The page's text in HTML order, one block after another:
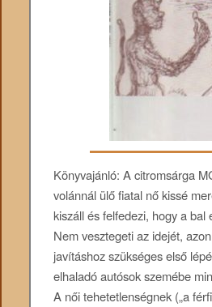
Könyvajánló: A citromsárga
volánnál ülő fiatal nő kissé
kiszáll és felfedezi, hogy a bal
Nem vesztegeti az idejét,
javításhoz szükséges első
elhaladó autósok szemébe
A női tehetetlenségnek („a